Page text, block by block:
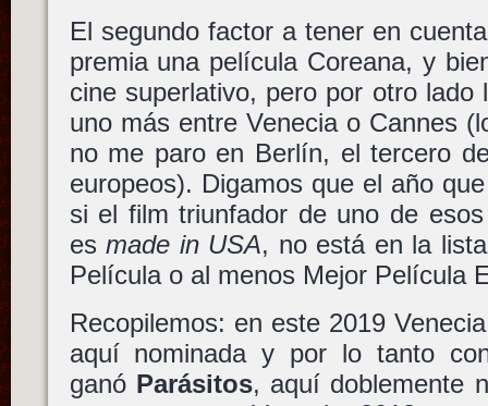
El segundo factor a tener en
premia una película Coreana, y
cine superlativo, pero por otro
uno más entre Venecia o Cannes
no me paro en Berlín, el tercero
europeos). Digamos que el año
si el film triunfador de uno de
esmade in USA, no está en la
Película o al menos Mejor Película
Recopilemos: en este 2019
aquí nominada y por lo tanto
ganó Parásitos, aquí doblemente